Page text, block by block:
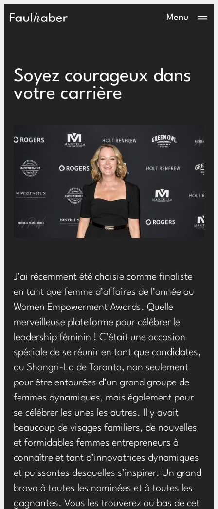
Main Logo Menu
Soyez courageux dans
votre carrière
J’ai récemment été choisie comme finaliste
en tant que femme d’affaires de l’année au
Women Empowerment Awards. Quelle
merveilleuse plateforme pour célébrer le
leadership féminin ! C’était une occasion
spéciale de se réunir en tant que candidates,
au Shangri-La de Toronto, non seulement
pour être entourées d’un grand groupe de
femmes dynamiques, mais également pour
se célébrer les unes les autres. Il y avait
beaucoup de visages familiers, de nouvelles
et formidables femmes entrepreneurs à
connaître et tant d’innovatrices dynamiques
et puissantes desquelles s’inspirer. Un grand
bravo à toutes les nominées et à toutes les
gagnantes. Vous les trouverez au bas de cet